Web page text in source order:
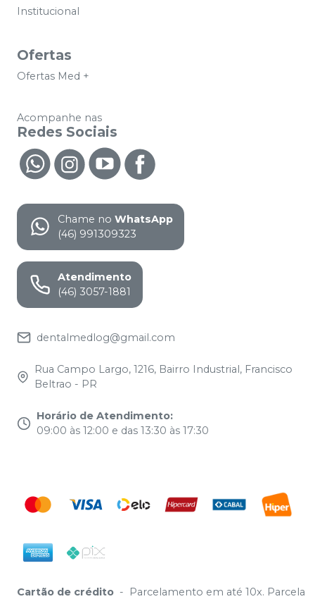
Institucional
Ofertas
Ofertas Med +
Acompanhe nas
Redes Sociais
Chame no WhatsApp
(46) 991309323
Atendimento
(46) 3057-1881
dentalmedlog@gmail.com
Rua Campo Largo, 1216, Bairro Industrial, Francisco
Beltrao - PR
Horário de Atendimento:
09:00 às 12:00 e das 13:30 às 17:30
Cartão de crédito -
Parcelamento em até 10x. Parcela